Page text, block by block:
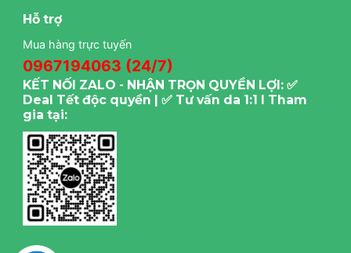
Hỗ trợ
Mua hàng trực tuyến
0967194063 (24/7)
KẾT NỐI ZALO - NHẬN TRỌN QUYỀN LỢI: ✅
Deal Tết độc quyền | ✅ Tư vấn da 1:1 I Tham
gia tại: